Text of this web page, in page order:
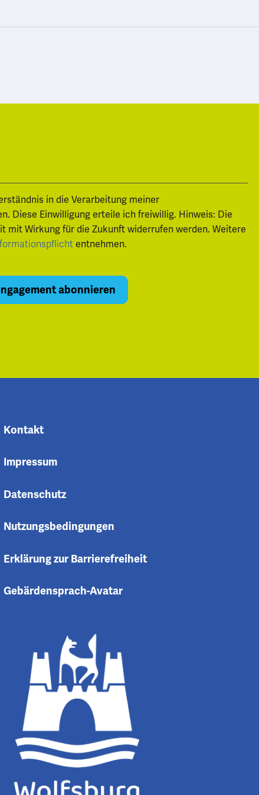
in die Verarbeitung meiner
Diese Einwilligung erteile ich freiwillig. Hinweis: Die
mit Wirkung für die Zukunft widerrufen werden. Weitere
entnehmen.
Kontakt
Impressum
Datenschutz
Nutzungsbedingungen
Erklärung zur Barrierefreiheit
Gebärdensprach-Avatar